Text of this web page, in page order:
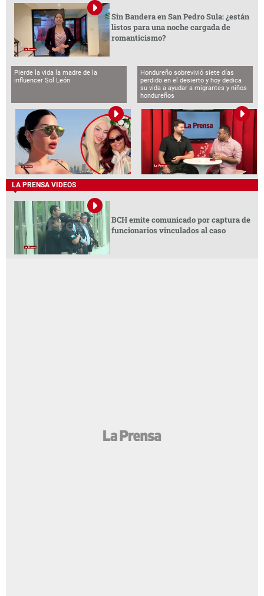
Sin Bandera en San Pedro Sula: ¿están
listos para una noche cargada de
romanticismo?
Pierde la vida la madre de la
influencer Sol León
Hondureño sobrevivió siete días
perdido en el desierto y hoy dedica
su vida a ayudar a migrantes y niños
hondureños
LA PRENSA VIDEOS
BCH emite comunicado por captura de
funcionarios vinculados al caso